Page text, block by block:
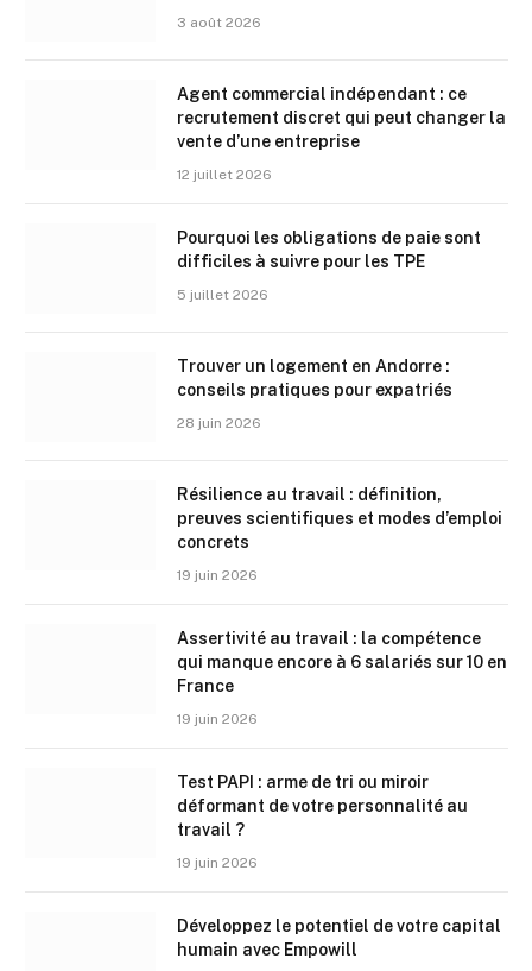
3 août 2026
Agent commercial indépendant : ce
recrutement discret qui peut changer la
vente d’une entreprise
12 juillet 2026
Pourquoi les obligations de paie sont
difficiles à suivre pour les TPE
5 juillet 2026
Trouver un logement en Andorre :
conseils pratiques pour expatriés
28 juin 2026
Résilience au travail : définition,
preuves scientifiques et modes d’emploi
concrets
19 juin 2026
Assertivité au travail : la compétence
qui manque encore à 6 salariés sur 10 en
France
19 juin 2026
Test PAPI : arme de tri ou miroir
déformant de votre personnalité au
travail ?
19 juin 2026
Développez le potentiel de votre capital
humain avec Empowill